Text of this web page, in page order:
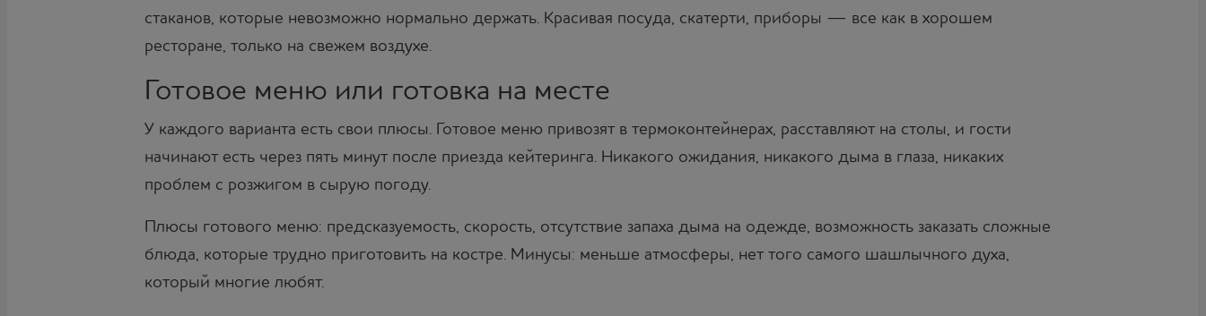
стаканов, которые невозможно нормально держать. Красивая посуда, скатерти, приборы — все как в хорошем
ресторане, только на свежем воздухе.
Готовое меню или готовка на месте
У каждого варианта есть свои плюсы. Готовое меню привозят в термоконтейнерах, расставляют на столы, и гости
начинают есть через пять минут после приезда кейтеринга. Никакого ожидания, никакого дыма в глаза, никаких
проблем с розжигом в сырую погоду.
Плюсы готового меню: предсказуемость, скорость, отсутствие запаха дыма на одежде, возможность заказать сложные
блюда, которые трудно приготовить на костре. Минусы: меньше атмосферы, нет того самого шашлычного духа,
который многие любят.